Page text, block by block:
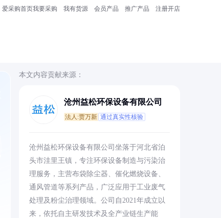
爱采购首页我要采购 我有货源 会员产品 推广产品 注册开店
本文内容贡献来源：
沧州益松环保设备有限公司
法人:贾万新 通过真实性核验
沧州益松环保设备有限公司坐落于河北省泊
头市洼里王镇，专注环保设备制造与污染治
理服务，主营布袋除尘器、催化燃烧设备、
通风管道等系列产品，广泛应用于工业废气
处理及粉尘治理领域。公司自2021年成立以
来，依托自主研发技术及全产业链生产能